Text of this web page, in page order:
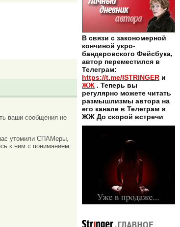
ваши сообщения не
утомили СПАМеры,
к ним с пониманием.
В связи с закономерной
кончиной укро-
бандеровского Фейсбука,
автор переместился в
Телеграм:
https://t.me/ISTRINGER и
ЖЖ . Теперь вы
регулярно можете читать
размышлизмы автора на
его канале в Телеграм и
ЖЖ До скорой встречи